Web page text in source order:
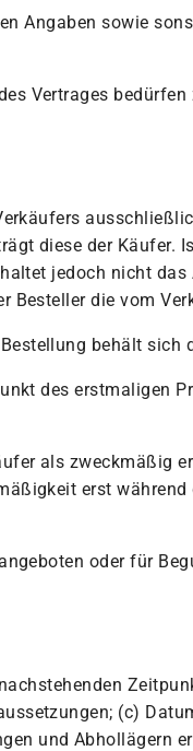
Angaben sowie
Vertrages
diese der
jedoch nicht
Besteller die vom
behält sich
des erstmaligen
als zweckmäßig
erst
oder für
(c)
und Abhollägern